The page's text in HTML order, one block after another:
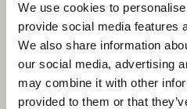
We use cookies to
provide social media features
We also share information
our social media, advertising
may combine it with other
provided to them or that
vous permet d'entrer en
de tous les horizons. Ces
interpersonnelles sont
elles démontrent votre
les autres et à établir des